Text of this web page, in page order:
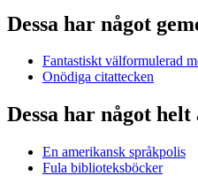
Dessa har något
Fantastiskt välformulerad
Onödiga citattecken
Dessa har något
En amerikansk språkpolis
Fula biblioteksböcker